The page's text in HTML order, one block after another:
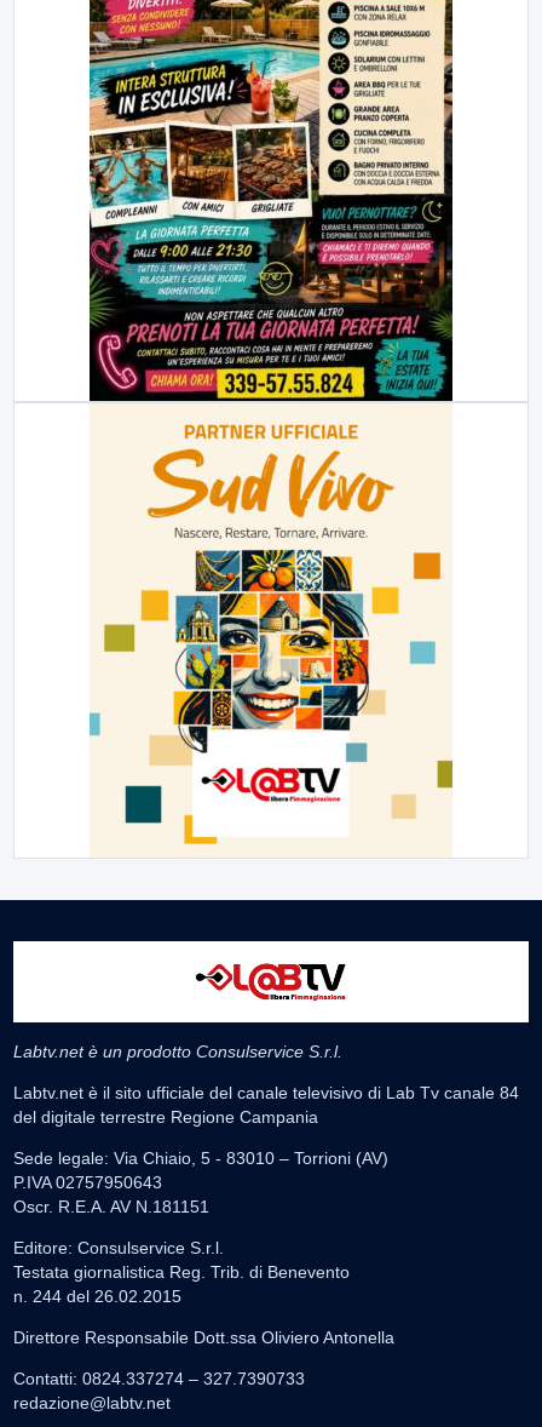
Labtv.net è un prodotto Consulservice S.r.l.
Labtv.net è il sito ufficiale del canale televisivo di Lab Tv canale 84
del digitale terrestre Regione Campania
Sede legale: Via Chiaio, 5 - 83010 – Torrioni (AV)
P.IVA 02757950643
Oscr. R.E.A. AV N.181151
Editore: Consulservice S.r.l.
Testata giornalistica Reg. Trib. di Benevento
n. 244 del 26.02.2015
Direttore Responsabile Dott.ssa Oliviero Antonella
Contatti: 0824.337274 – 327.7390733
redazione@labtv.net